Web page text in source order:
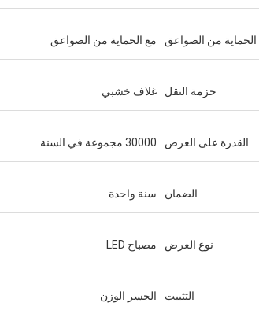
الحماية من الصواعق مع الحماية من الصواعق
حزمة النقل غلاف خشبي
القدرة على العرض 30000 مجموعة في السنة
الضمان سنة واحدة
نوع العرض مصباح LED
التثبيت الجسر الوزن